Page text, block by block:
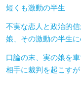
短くも激動の半生
不実な恋人と政治的
娘、その激動の半生
口論の末、実の娘を
相手に裁判を起こす